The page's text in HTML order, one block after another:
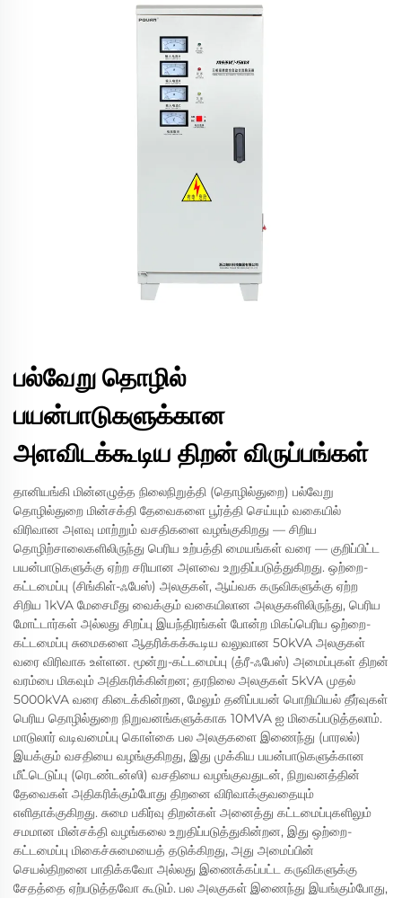
பல்வேறு தொழில்
பயன்பாடுகளுக்கான
அளவிடக்கூடிய திறன் விருப்பங்கள்
தானியங்கி மின்னழுத்த நிலைநிறுத்தி (தொழில்துறை) பல்வேறு
தொழில்துறை மின்சக்தி தேவைகளை பூர்த்தி செய்யும் வகையில்
விரிவான அளவு மாற்றும் வசதிகளை வழங்குகிறது — சிறிய
தொழிற்சாலைகளிலிருந்து பெரிய உற்பத்தி மையங்கள் வரை — குறிப்பிட்ட
பயன்பாடுகளுக்கு ஏற்ற சரியான அளவை உறுதிப்படுத்துகிறது. ஒற்றை-
கட்டமைப்பு (சிங்கிள்-ஃபேஸ்) அலகுகள், ஆய்வக கருவிகளுக்கு ஏற்ற
சிறிய 1kVA மேசைமீது வைக்கும் வகையிலான அலகுகளிலிருந்து, பெரிய
மோட்டார்கள் அல்லது சிறப்பு இயந்திரங்கள் போன்ற மிகப்பெரிய ஒற்றை-
கட்டமைப்பு சுமைகளை ஆதரிக்கக்கூடிய வலுவான 50kVA அலகுகள்
வரை விரிவாக உள்ளன. மூன்று-கட்டமைப்பு (த்ரீ-ஃபேஸ்) அமைப்புகள் திறன்
வரம்பை மிகவும் அதிகரிக்கின்றன; தரநிலை அலகுகள் 5kVA முதல்
5000kVA வரை கிடைக்கின்றன, மேலும் தனிப்பயன் பொறியியல் தீர்வுகள்
பெரிய தொழில்துறை நிறுவனங்களுக்காக 10MVA ஐ மிகைப்படுத்தலாம்.
மாடுலார் வடிவமைப்பு கொள்கை பல அலகுகளை இணைந்து (பாரலல்)
இயக்கும் வசதியை வழங்குகிறது, இது முக்கிய பயன்பாடுகளுக்கான
மீட்டெடுப்பு (ரெடண்டன்ஸி) வசதியை வழங்குவதுடன், நிறுவனத்தின்
தேவைகள் அதிகரிக்கும்போது திறனை விரிவாக்குவதையும்
எளிதாக்குகிறது. சுமை பகிர்வு திறன்கள் அனைத்து கட்டமைப்புகளிலும்
சமமான மின்சக்தி வழங்கலை உறுதிப்படுத்துகின்றன, இது ஒற்றை-
கட்டமைப்பு மிகைச்சுமையைத் தடுக்கிறது, அது அமைப்பின்
செயல்திறனை பாதிக்கவோ அல்லது இணைக்கப்பட்ட கருவிகளுக்கு
சேதத்தை ஏற்படுத்தவோ கூடும். பல அலகுகள் இணைந்து இயங்கும்போது,